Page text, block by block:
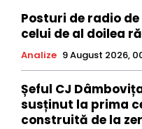
Posturi de radio
celui de al doilea
Analize 9 August 2026,
Șeful CJ
susținut la prima
construită de la